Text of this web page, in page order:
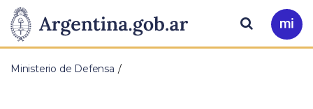
Presidencia
de
Pasar al contenido principal
Ir
a
Buscar
Ministerio de Defensa